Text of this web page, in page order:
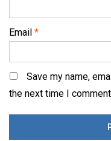
Email *
Save my name,
the next time I